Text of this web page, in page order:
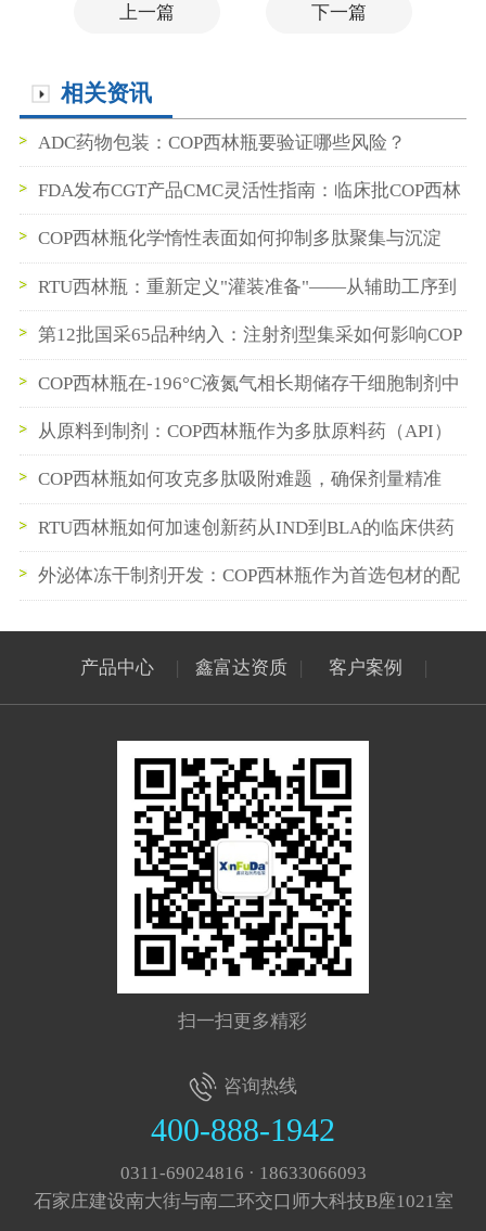
上一篇 下一篇
相关资讯
ADC药物包装：COP西林瓶要验证哪些风险？
FDA发布CGT产品CMC灵活性指南：临床批COP西林
瓶数据如何支持BLA申报
COP西林瓶化学惰性表面如何抑制多肽聚集与沉淀
RTU西林瓶：重新定义"灌装准备"——从辅助工序到
即插即用
第12批国采65品种纳入：注射剂型集采如何影响COP
西林瓶与预灌封供应链
COP西林瓶在-196°C液氮气相长期储存干细胞制剂中
的性能验证
从原料到制剂：COP西林瓶作为多肽原料药（API）
中间储存容器的最佳实践
COP西林瓶如何攻克多肽吸附难题，确保剂量精准
RTU西林瓶如何加速创新药从IND到BLA的临床供药
节奏
外泌体冻干制剂开发：COP西林瓶作为首选包材的配
产品中心 | 鑫富达资质 | 客户案例 |
扫一扫更多精彩
咨询热线
400-888-1942
0311-69024816 · 18633066093
石家庄建设南大街与南二环交口师大科技B座1021室